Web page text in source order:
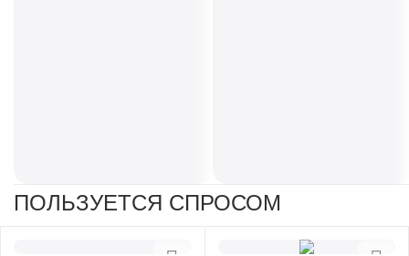
ПОЛЬЗУЕТСЯ СПРОСОМ